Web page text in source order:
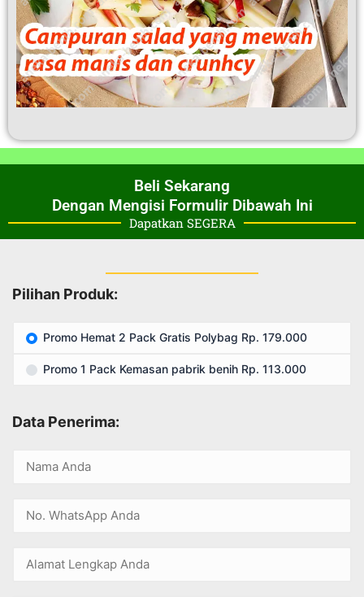
Beli Sekarang
Dengan Mengisi Formulir Dibawah Ini
Dapatkan SEGERA
Pilihan Produk:
Promo Hemat 2 Pack Gratis Polybag Rp. 179.000
Promo 1 Pack Kemasan pabrik benih Rp. 113.000
Data Penerima: